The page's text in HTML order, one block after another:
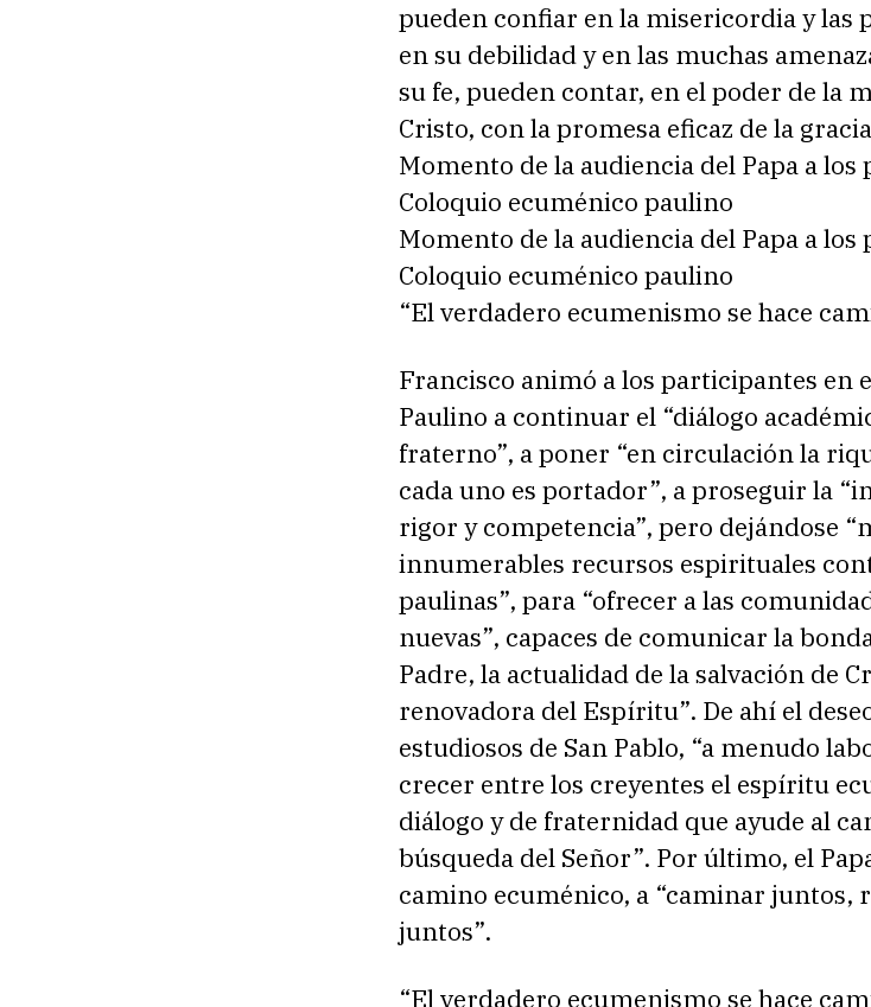
pueden confiar en la misericordia y las
en su debilidad y en las muchas
su fe, pueden contar, en el poder de la
Cristo, con la promesa eficaz de la
Momento de la audiencia del Papa a
Coloquio ecuménico paulino
Momento de la audiencia del Papa a
Coloquio ecuménico paulino
“El verdadero ecumenismo se hace
Francisco animó a los participantes en
Paulino a continuar el “diálogo
fraterno”, a poner “en circulación la
cada uno es portador”, a proseguir la
rigor y competencia”, pero dejándose
innumerables recursos espirituales
paulinas”, para “ofrecer a las
nuevas”, capaces de comunicar la
Padre, la actualidad de la salvación de
renovadora del Espíritu”. De ahí el
estudiosos de San Pablo, “a menudo
crecer entre los creyentes el espíritu
diálogo y de fraternidad que ayude al
búsqueda del Señor”. Por último, el
camino ecuménico, a “caminar juntos,
juntos”.
“El verdadero ecumenismo se hace